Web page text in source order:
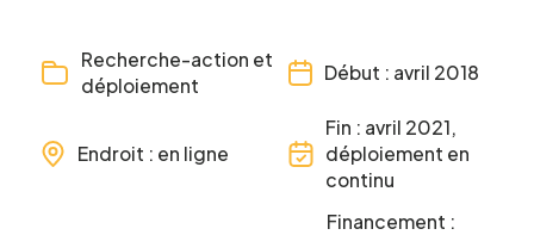
Recherche-action et
déploiement
Début : avril 2018
Endroit : en ligne
Fin : avril 2021,
déploiement en
continu
Financement :